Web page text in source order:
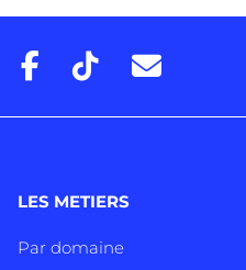
LES METIERS
Par domaine